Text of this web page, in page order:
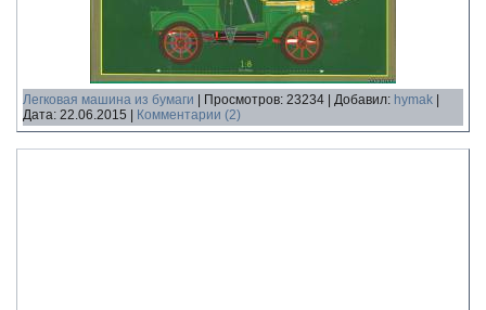
Легковая машина из бумаги Просмотров: 23234 Добавил: hymak
Дата: 22.06.2015 Комментарии (2)